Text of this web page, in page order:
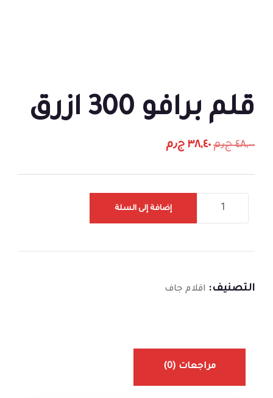
قلم برافو 300 ازرق
٤٨,٠٠ ج٫م ٣٨,٤٠ ج٫م
إضافة إلى السلة
التصنيف: اقلام جاف
مراجعات (0)